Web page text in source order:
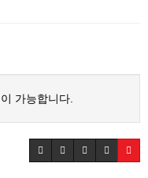
가능합니다.